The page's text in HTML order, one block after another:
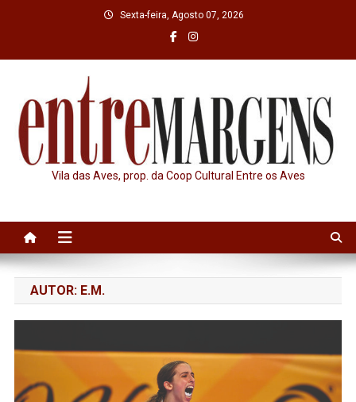
Sexta-feira, Agosto 07, 2026
Vila das Aves, prop. da Coop Cultural Entre os Aves
AUTOR: E.M.